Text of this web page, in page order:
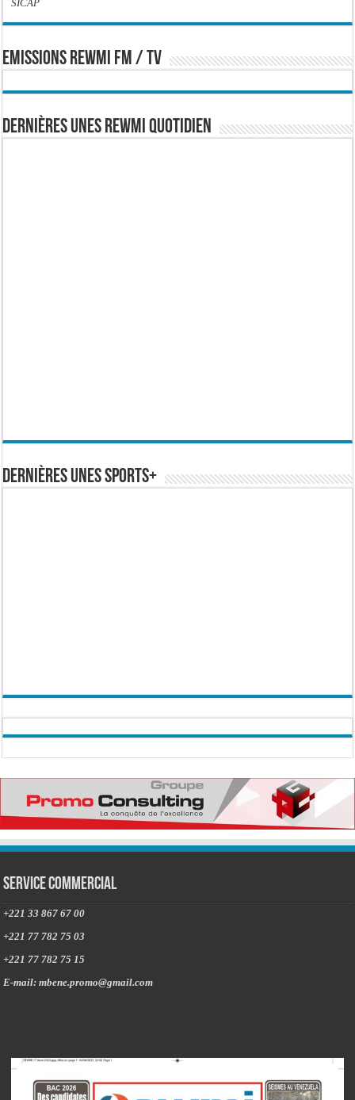
SICAP
EMISSIONS REWMI FM / TV
Dernières Unes Rewmi Quotidien
Dernières Unes Sports+
Service commercial
+221 33 867 67 00
+221 77 782 75 03
+221 77 782 75 15
E-mail: mbene.promo@gmail.com